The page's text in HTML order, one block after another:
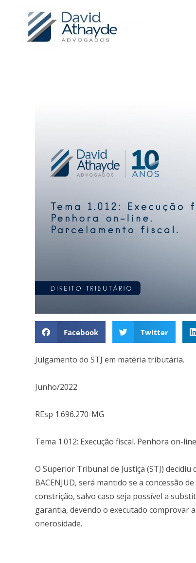
Facebook Twitter
Julgamento do STJ em matéria tributária.
Junho/2022
REsp 1.696.270-MG
Tema 1.012: Execução fiscal. Penhora on-
O Superior Tribunal de Justiça (STJ)
BACENJUD, será mantido se a concessão
constrição, salvo caso seja possível a
garantia, devendo o executado comprovar
onerosidade.